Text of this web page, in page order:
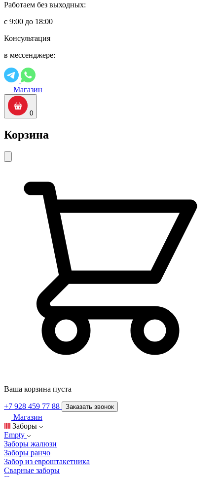
Работаем без выходных:
с 9:00 до 18:00
Консультация
в мессенджере:
Магазин
0
Корзина
Ваша корзина пуста
+7 928 459 77 88 Заказать звонок
Магазин
Заборы
Empty
Заборы жалюзи
Заборы ранчо
Забор из евроштакетника
Сварные заборы